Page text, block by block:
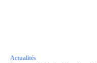
Actualités